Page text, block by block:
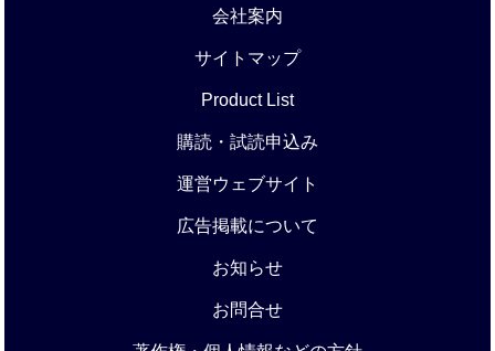
会社案内
サイトマップ
Product List
購読・試読申込み
運営ウェブサイト
広告掲載について
お知らせ
お問合せ